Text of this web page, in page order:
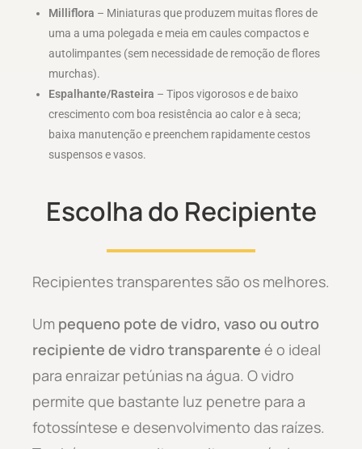
Milliflora – Miniaturas que produzem muitas flores de
uma a uma polegada e meia em caules compactos e
autolimpantes (sem necessidade de remoção de flores
murchas).
Espalhante/Rasteira – Tipos vigorosos e de baixo
crescimento com boa resistência ao calor e à seca;
baixa manutenção e preenchem rapidamente cestos
suspensos e vasos.
Escolha do Recipiente
Recipientes transparentes são os melhores.
Um pequeno pote de vidro, vaso ou outro
recipiente de vidro transparente é o ideal
para enraizar petúnias na água. O vidro
permite que bastante luz penetre para a
fotossíntese e desenvolvimento das raízes.